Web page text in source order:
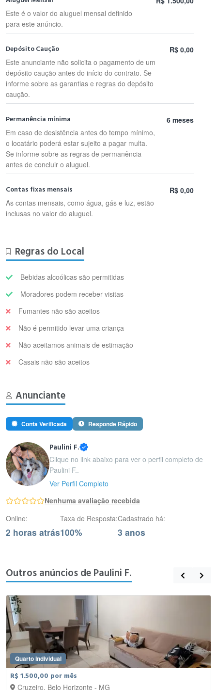
Este é o valor do aluguel mensal definido
para este anúncio.
Depósito Caução
Este anunciante não solicita o pagamento de um
depósito caução antes do início do contrato. Se
informe sobre as garantias e regras do depósito
caução.
R$ 0,00
Permanência mínima
Em caso de desistência antes do tempo mínimo,
o locatário poderá estar sujeito a pagar multa.
Se informe sobre as regras de permanência
antes de concluir o aluguel.
6 meses
Contas fixas mensais
As contas mensais, como água, gás e luz, estão
inclusas no valor do aluguel.
R$ 0,00
Regras do Local
Bebidas alcoólicas são permitidas
Moradores podem receber visitas
Fumantes não são aceitos
Não é permitido levar uma criança
Não aceitamos animais de estimação
Casais não são aceitos
Anunciante
Conta Verificada Responde Rápido
Paulini F.
Clique no link abaixo para ver o perfil completo de
Paulini F..
Ver Perfil Completo
Nenhuma avaliação recebida
Online:
2 horas atrás
Taxa de Resposta:
100%
Cadastrado há:
3 anos
Outros anúncios de Paulini F.
Quarto Individual
R$ 1.500,00 por mês
Cruzeiro, Belo Horizonte - MG